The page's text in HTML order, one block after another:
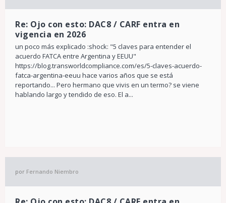
Re: Ojo con esto: DAC8 / CARF entra en
vigencia en 2026
un poco más explicado :shock: "5 claves para entender el
acuerdo FATCA entre Argentina y EEUU"
https://blog.transworldcompliance.com/es/5-claves-acuerdo-
fatca-argentina-eeuu hace varios años que se está
reportando... Pero hermano que vivis en un termo? se viene
hablando largo y tendido de eso. El a...
por Fernando Niembro